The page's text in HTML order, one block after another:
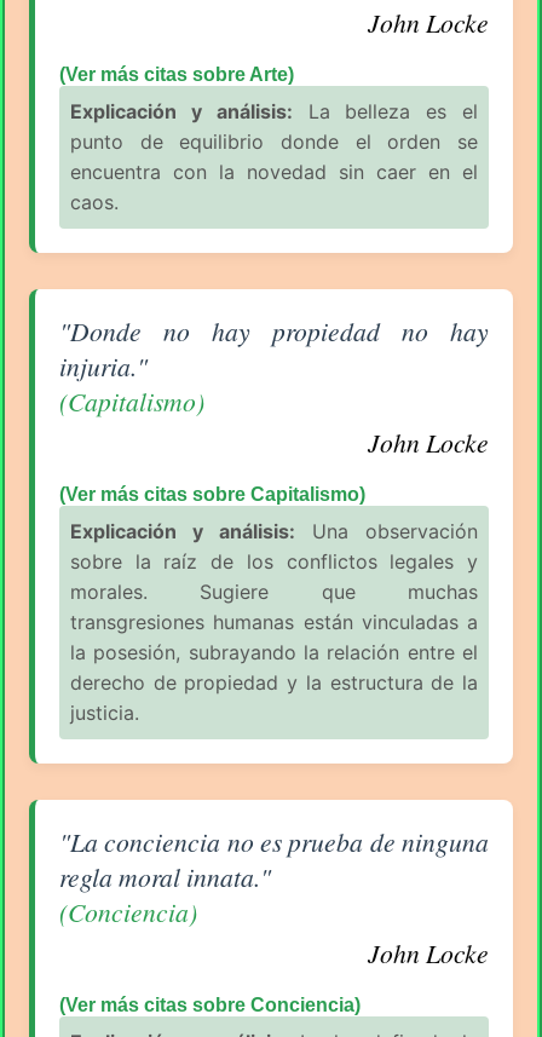
John Locke
(Ver más citas sobre Arte)
Explicación y análisis: La belleza es el
punto de equilibrio donde el orden se
encuentra con la novedad sin caer en el
caos.
Aforismo sobre Capitalismo de John Locke
"Donde no hay propiedad no hay
injuria."
(Capitalismo)
John Locke
(Ver más citas sobre Capitalismo)
Explicación y análisis: Una observación
sobre la raíz de los conflictos legales y
morales. Sugiere que muchas
transgresiones humanas están vinculadas a
la posesión, subrayando la relación entre el
derecho de propiedad y la estructura de la
justicia.
Aforismo sobre Conciencia de John Locke
"La conciencia no es prueba de ninguna
regla moral innata."
(Conciencia)
John Locke
(Ver más citas sobre Conciencia)